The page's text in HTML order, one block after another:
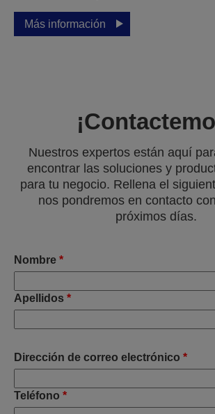
Más información
Nuestros expertos están aquí
encontrar las soluciones y
para tu negocio. Rellena el
nos pondremos en contacto
próximos días.
Nombre *
Apellidos *
Dirección de correo electrónico *
Teléfono *